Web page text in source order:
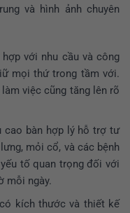
và hình ảnh chuyên
hợp với nhu cầu và công
mọi thứ trong tầm với.
việc cũng tăng lên rõ
cao bàn hợp lý hỗ trợ tư
mỏi cổ, và các bệnh
tố quan trọng đối với
mỗi ngày.
kích thước và thiết kế